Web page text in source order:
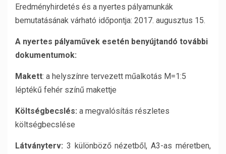
Eredményhirdetés és a nyertes pályamunkák
bemutatásának várható időpontja: 2017. augusztus 15.
A nyertes pályaművek esetén benyújtandó további
dokumentumok:
Makett: a helyszínre tervezett műalkotás M=1:5
léptékű fehér színű makettje
Költségbecslés: a megvalósítás részletes
költségbecslése
Látványterv: 3 különböző nézetből, A3-as méretben,